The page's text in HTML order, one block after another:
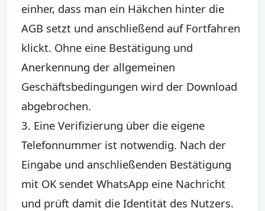
einher, dass man ein Häkchen hinter die
AGB setzt und anschließend auf Fortfahren
klickt. Ohne eine Bestätigung und
Anerkennung der allgemeinen
Geschäftsbedingungen wird der Download
abgebrochen.
3. Eine Verifizierung über die eigene
Telefonnummer ist notwendig. Nach der
Eingabe und anschließenden Bestätigung
mit OK sendet WhatsApp eine Nachricht
und prüft damit die Identität des Nutzers.